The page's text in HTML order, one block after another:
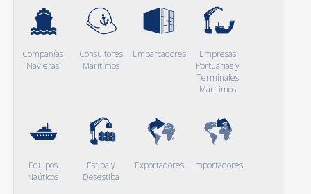
Compañías
Navieras
Consultores
Marítimos
Embarcadores
Empresas
Portuarias y
Terminales
Marítimos
Equipos
Naúticos
Estiba y
Desestiba
Exportadores Importadores